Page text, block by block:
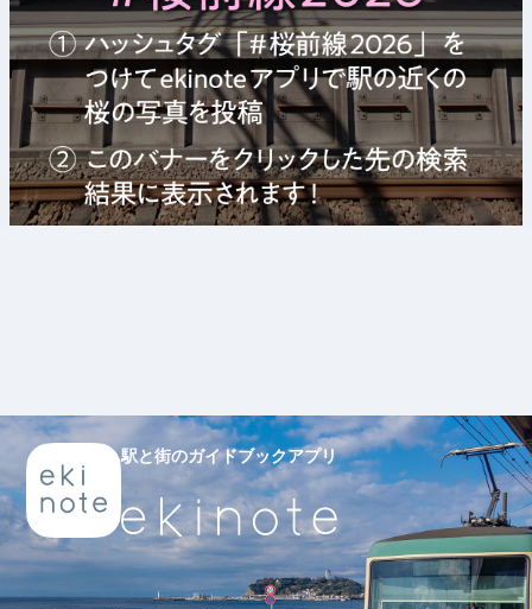
駅と街のガイドブックアプリ